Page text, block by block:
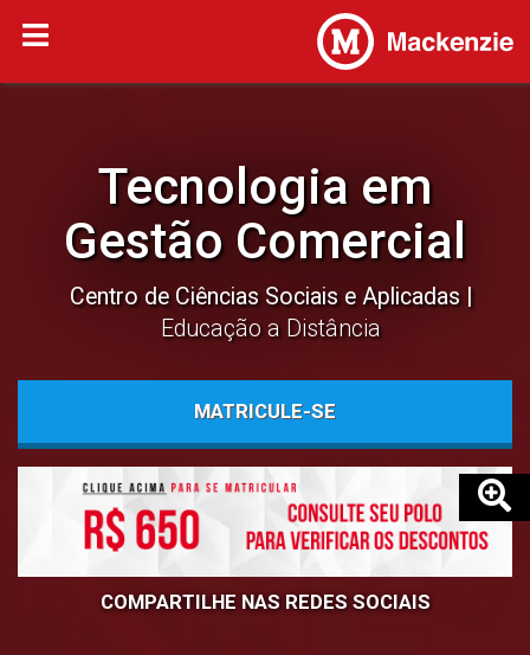
Tecnologia em
Gestão Comercial
Centro de Ciências Sociais e Aplicadas
Educação a Distância
MATRICULE-SE
COMPARTILHE NAS REDES SOCIAIS